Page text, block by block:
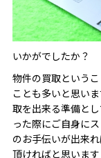
いかがでしたか？
物件の買取という
ことも多いと思い
取を出来る準備と
った際にご自身に
のお手伝いが出来
頂ければと思いま